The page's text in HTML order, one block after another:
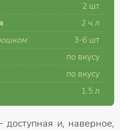
2 шт
2 ч.л
3-6 шт
по вкусу
по вкусу
1.5 л
и, наверное,